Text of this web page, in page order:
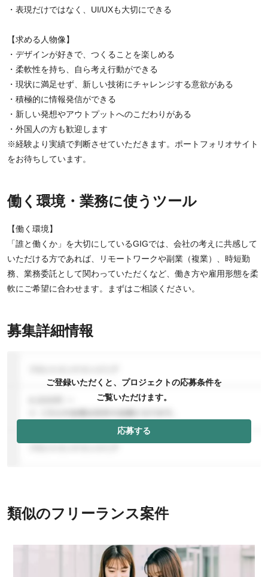
・表現だけではなく、UI/UXも大切にできる
【求める人物像】
・デザインが好きで、つくることを楽しめる
・柔軟性を持ち、自ら考え行動ができる
・現状に満足せず、新しい技術にチャレンジする意欲がある
・積極的に情報発信ができる
・新しい発想やアウトプットへのこだわりがある
・外国人の方も歓迎します
※経験より実績で判断させていただきます。ポートフォリオサイト
をお待ちしています。
働く環境・業務に使うツール
【働く環境】
「誰と働くか」を大切にしているGIGでは、会社の考えに共感して
いただける方であれば、リモートワークや副業（複業）、時短勤
務、業務委託として関わっていただくなど、働き方や雇用形態を柔
軟にご希望に合わせます。まずはご相談ください。
募集詳細情報
ご登録いただくと、プロジェクトの応募条件を
ご覧いただけます。
応募する
類似のフリーランス案件